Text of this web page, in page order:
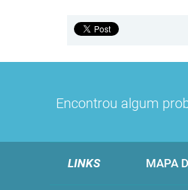
Encontrou algum
LINKS MAPA